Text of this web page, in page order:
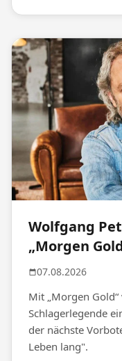
Wolfgang
„Morgen
07.08.2026
Mit „Morgen
Schlagerlegende
der nächste
Leben lang".